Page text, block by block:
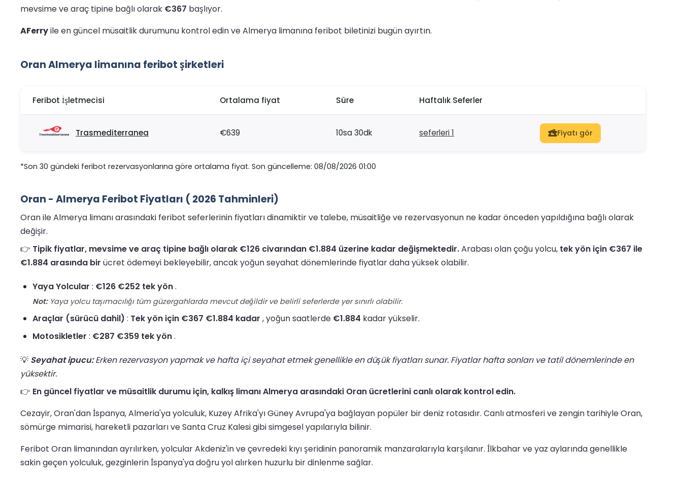
mevsime ve araç tipine bağlı olarak €367 başlıyor.
AFerryile en güncel müsaitlik durumunu kontrol edin ve Almerya limanına feribot biletinizi bugün ayırtın.
Oran Almerya limanına feribot şirketleri
Feribot İşletmecisi Ortalama fiyat Süre Haftalık Seferler
Trasmediterranea €639 10sa 30dk seferleri 1 Fiyatı gör
*Son 30 gündeki feribot rezervasyonlarına göre ortalama fiyat. Son güncelleme: 08/08/2026 01:00
Oran - Almerya Feribot Fiyatları ( 2026 Tahminleri)
Oran ile Almerya limanı arasındaki feribot seferlerinin fiyatları dinamiktir ve talebe, müsaitliğe ve rezervasyonun ne kadar önceden yapıldığına bağlı olarak
değişir.
👉 Tipik fiyatlar, mevsime ve araç tipine bağlı olarak €126 civarından €1.884 üzerine kadar değişmektedir.Arabası olan çoğu yolcu, tek yön için €367 ile
€1.884 arasında bir ücret ödemeyi bekleyebilir, ancak yoğun seyahat dönemlerinde fiyatlar daha yüksek olabilir.
Yaya Yolcular : €126 €252 tek yön.
Not:Yaya yolcu taşımacılığı tüm güzergahlarda mevcut değildir ve belirli seferlerde yer sınırlı olabilir.
Araçlar (sürücü dahil) : Tek yön için €367 €1.884 kadar , yoğun saatlerde €1.884 kadar yükselir.
Motosikletler : €287 €359 tek yön.
💡 Seyahat ipucu:Erken rezervasyon yapmak ve hafta içi seyahat etmek genellikle en düşük fiyatları sunar. Fiyatlar hafta sonları ve tatil dönemlerinde en
yüksektir.
👉 En güncel fiyatlar ve müsaitlik durumu için, kalkış limanı Almerya arasındaki Oran ücretlerini canlı olarak kontrol edin.
Cezayir, Oran'dan İspanya, Almeria'ya yolculuk, Kuzey Afrika'yı Güney Avrupa'ya bağlayan popüler bir deniz rotasıdır. Canlı atmosferi ve zengin tarihiyle Oran,
sömürge mimarisi, hareketli pazarları ve Santa Cruz Kalesi gibi simgesel yapılarıyla bilinir.
Feribot Oran limanından ayrılırken, yolcular Akdeniz'in ve çevredeki kıyı şeridinin panoramik manzaralarıyla karşılanır. İlkbahar ve yaz aylarında genellikle
sakin geçen yolculuk, gezginlerin İspanya'ya doğru yol alırken huzurlu bir dinlenme sağlar.